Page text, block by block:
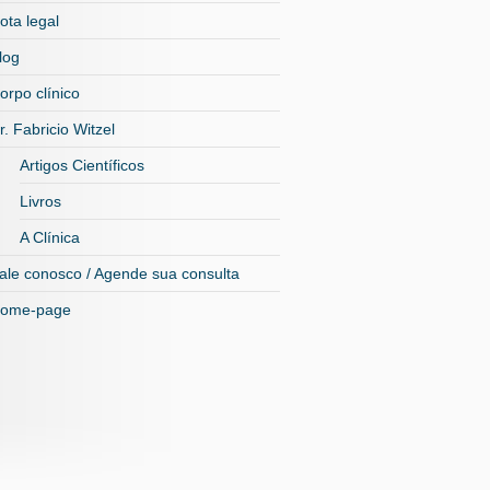
legal
clínico
Fabricio Witzel
Artigos Científicos
Livros
A Clínica
conosco / Agende sua consulta
page